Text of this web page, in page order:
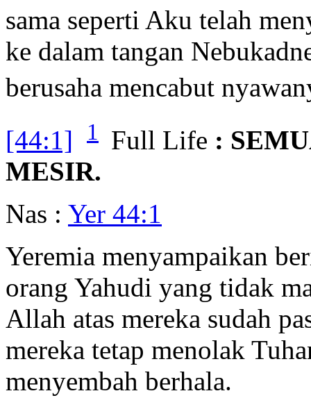
sama seperti Aku telah
ke dalam tangan
berusaha mencabut
[44:1]
1 Full Life :
MESIR.
Nas : Yer 44:1
Yeremia menyampaikan
orang Yahudi yang tidak
Allah atas mereka sudah
mereka tetap menolak
menyembah berhala.